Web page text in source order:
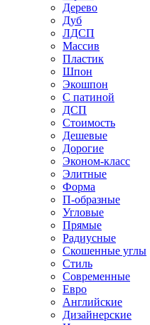
Дерево
Дуб
ЛДСП
Массив
Пластик
Шпон
Экошпон
С патиной
ДСП
Стоимость
Дешевые
Дорогие
Эконом-класс
Элитные
Форма
П-образные
Угловые
Прямые
Радиусные
Скошенные углы
Стиль
Современные
Евро
Английские
Дизайнерские